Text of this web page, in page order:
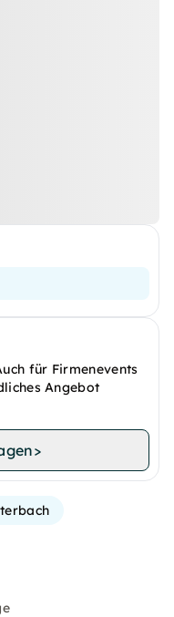
für Firmenevents
Angebot
>